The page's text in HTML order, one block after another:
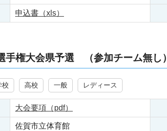
申込書（xls）
手権大会県予選 （参加チーム無し）
校 高校 一般 レディース
大会要項（pdf）
佐賀市立体育館